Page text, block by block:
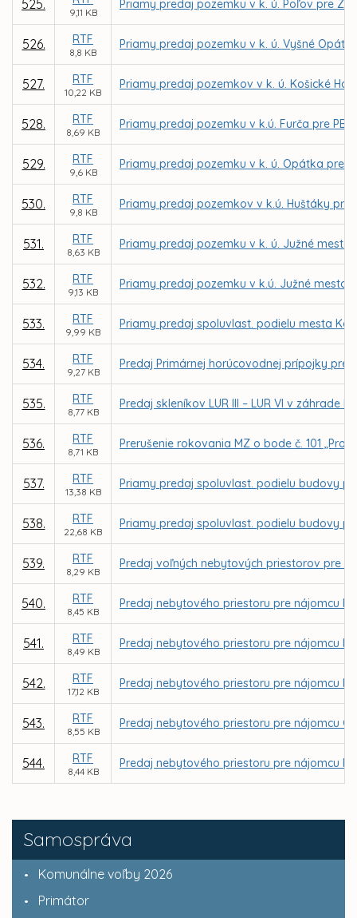
Samospráva
Komunálne voľby 2026
Primátor
525.
9,11 KB
Priamy predaj pozemku v k. ú. Poľov pre
526. RTF
8,8 KB
Priamy predaj pozemku v k. ú. Vyšné
527. RTF
10,22 KB
Priamy predaj pozemkov v k. ú. Košické
528. RTF
8,69 KB
Priamy predaj pozemku v k.ú. Furča pre PB
529. RTF
9,6 KB
Priamy predaj pozemku v k. ú. Opátka pre
530. RTF
9,8 KB
Priamy predaj pozemkov v k.ú. Huštáky pre
531. RTF
8,63 KB
Priamy predaj pozemku v k. ú. Južné mesto
532. RTF
9,13 KB
Priamy predaj pozemku v k.ú. Južné mesto
533. RTF
9,99 KB
Priamy predaj spoluvlast. podielu mesta
534. RTF
9,27 KB
Predaj Primárnej horúcovodnej prípojky pre
535. RTF
8,77 KB
Predaj skleníkov LUR III – LUR VI v
536. RTF
8,71 KB
Prerušenie rokovania MZ o bode č. 101
537. RTF
13,38 KB
Priamy predaj spoluvlast. podielu budovy
538. RTF
22,68 KB
Priamy predaj spoluvlast. podielu budovy
539. RTF
8,29 KB
Predaj voľných nebytových priestorov pre
540. RTF
8,45 KB
Predaj nebytového priestoru pre nájomcu
541. RTF
8,49 KB
Predaj nebytového priestoru pre nájomcu
542. RTF
17,12 KB
Predaj nebytového priestoru pre nájomcu
543. RTF
8,55 KB
Predaj nebytového priestoru pre nájomcu
544. RTF
8,44 KB
Predaj nebytového priestoru pre nájomcu